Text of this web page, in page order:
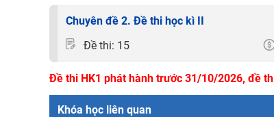
Chuyên đề 2. Đề thi học kì II
Đề thi: 15
Đề thi HK1 phát hành trước 31/10/2026, đề
Khóa học liên quan